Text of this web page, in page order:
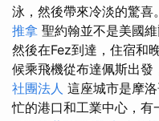
泳，然後帶來冷淡的驚喜
推拿 聖約翰並不是美國
然後在Fez到達，住宿和
候乘飛機從布達佩斯出發
社團法人 這座城市是摩
忙的港口和工業中心，有